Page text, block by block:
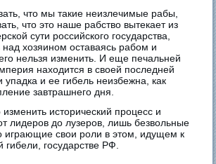
что мы такие неизлечимые рабы,
что это наше рабство вытекает из
сути российского государства,
над хозяином оставаясь рабом и
нельзя изменить. И еще печальней
находится в своей последней
упадка и ее гибель неизбежна, как
завтрашнего дня.
исторический процесс и
лидеров до лузеров, лишь безвольные
играющие свои роли в этом, идущем к
гибели, государстве РФ.